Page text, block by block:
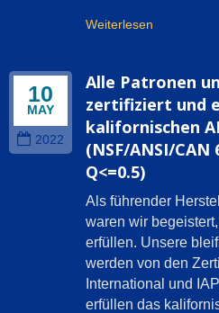
Weiterlesen
10
MAY
2022
Alle Patronen
zertifiziert und
kalifornischen
(NSF/ANSI/CAN
Q<=0.5)
Als führender
waren wir
erfüllen. Unsere
werden von den
International und
erfüllen das